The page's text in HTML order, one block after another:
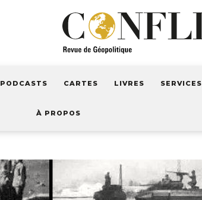
PODCASTS CARTES LIVRES SERVICES
À PROPOS